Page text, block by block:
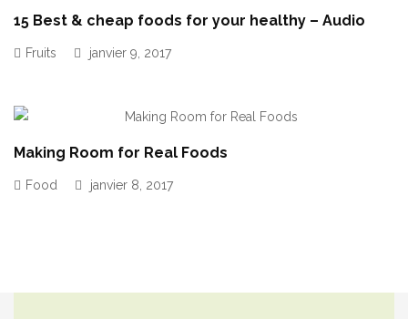
15 Best & cheap foods for your healthy – Audio
Fruits janvier 9, 2017
Making Room for Real Foods
Food janvier 8, 2017